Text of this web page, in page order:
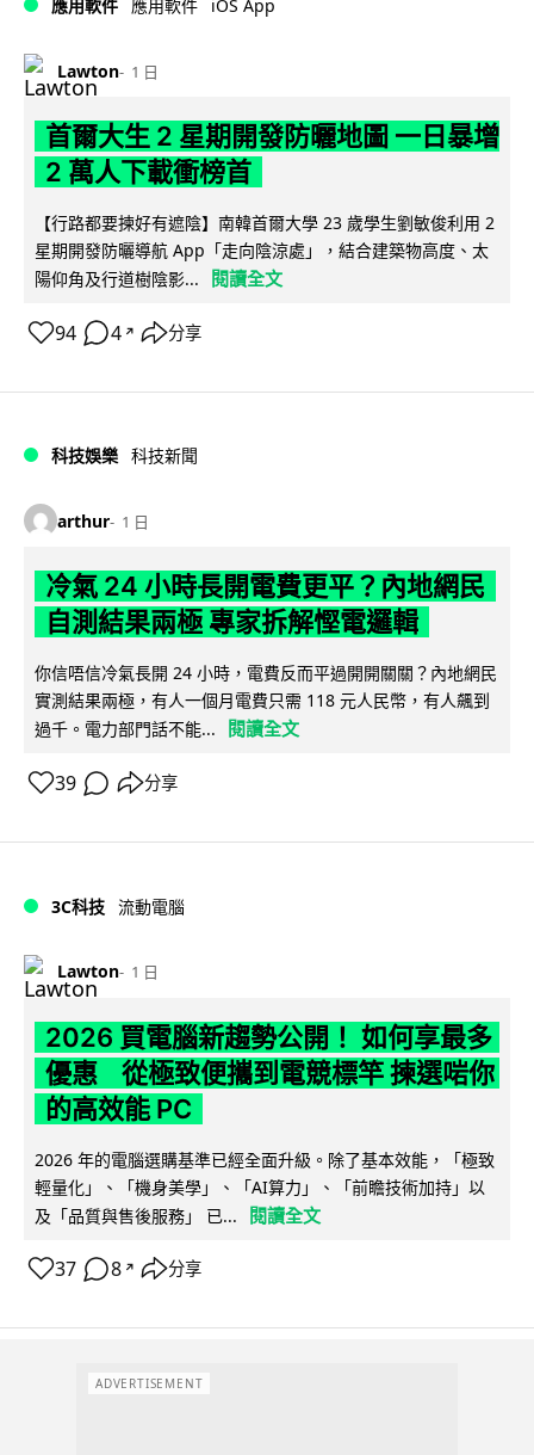
應用軟件 應用軟件 iOS App
Lawton 1 日
首爾大生 2 星期開發防曬地圖 一日暴增
2 萬人下載衝榜首
【行路都要揀好有遮陰】南韓首爾大學 23 歲學生劉敏俊利用 2
星期開發防曬導航 App「走向陰涼處」，結合建築物高度、太
陽仰角及行道樹陰影...
閱讀全文
94 4 ↗ 分享
科技娛樂 科技新聞
arthur 1 日
冷氣 24 小時長開電費更平？內地網民
自測結果兩極 專家拆解慳電邏輯
你信唔信冷氣長開 24 小時，電費反而平過開開關關？內地網民
實測結果兩極，有人一個月電費只需 118 元人民幣，有人飆到
過千。電力部門話不能...
閱讀全文
39 分享
3C科技 流動電腦
Lawton 1 日
2026 買電腦新趨勢公開！ 如何享最多
優惠 從極致便攜到電競標竿 揀選啱你
的高效能 PC
2026 年的電腦選購基準已經全面升級。除了基本效能，「極致
輕量化」、「機身美學」、「AI算力」、「前瞻技術加持」以
及「品質與售後服務」 已...
閱讀全文
37 8 ↗ 分享
ADVERTISEMENT